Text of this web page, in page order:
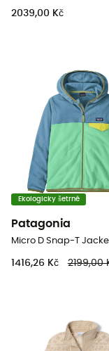
2039,00 Kč
Ekologicky šetrné
Patagonia
1416,26 Kč 2199,00